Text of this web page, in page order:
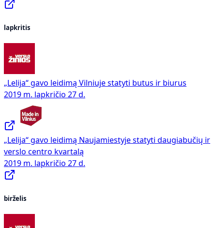
lapkritis
„Lelija“ gavo leidimą Vilniuje statyti butus ir biurus
2019 m. lapkričio 27 d.
„Lelija“ gavo leidimą Naujamiestyje statyti daugiabučių ir
verslo centro kvartalą
2019 m. lapkričio 27 d.
birželis